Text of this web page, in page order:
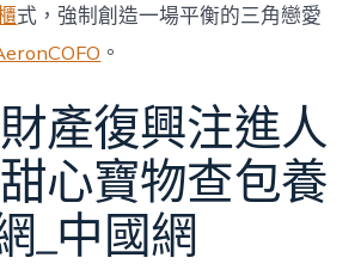
式，強制創造一場平衡的三角戀愛
COFO 。
產復興注進人
心寶物查包養
_中國網